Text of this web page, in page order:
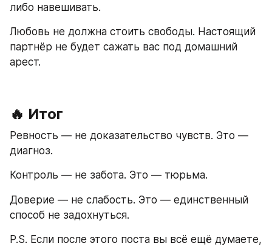
либо навешивать.
Любовь не должна стоить свободы. Настоящий
партнёр не будет сажать вас под домашний
арест.
🔥 Итог
Ревность — не доказательство чувств. Это —
диагноз.
Контроль — не забота. Это — тюрьма.
Доверие — не слабость. Это — единственный
способ не задохнуться.
P.S. Если после этого поста вы всё ещё думаете,